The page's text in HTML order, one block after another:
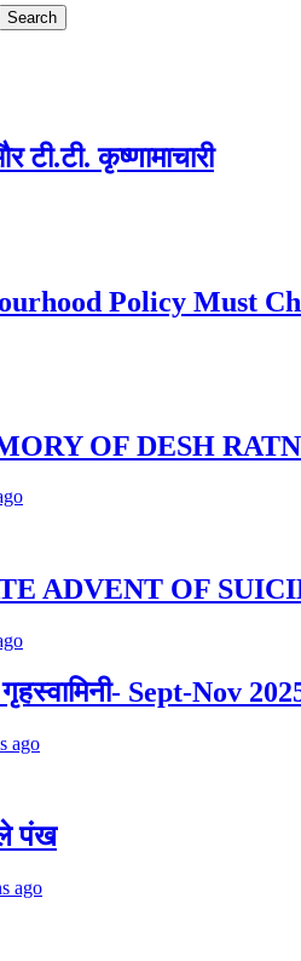
टी.टी. कृष्णामाचारी
Policy
OF DESH
ADVENT OF
Sept-Nov
ago
पंख
ago